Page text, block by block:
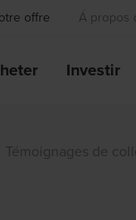
offre Á propos
Investir
Témoignages de